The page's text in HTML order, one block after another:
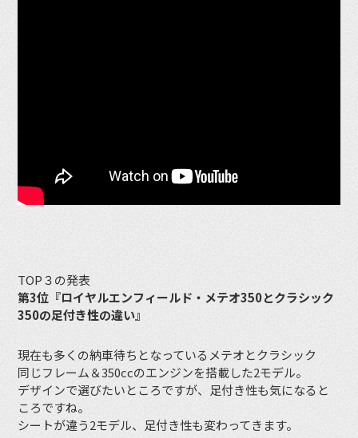
TOP３の発表
第3位『ロイヤルエンフィールド・メテオ350とクラシック
350の足付き性の違い』
現在も多くの納車待ちとなっているメテオとクラシック
同じフレーム＆350ccのエンジンを搭載した2モデル。
デザインで選びたいところですが、足付き性も気になると
ころですね。
シートが違う2モデル、足付き性も変わってきます。